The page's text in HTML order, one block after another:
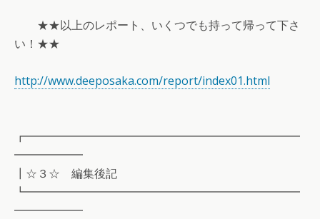
★★以上のレポート、いくつでも持って帰って下さ
い！★★
http://www.deeposaka.com/report/index01.html
┏━━━━━━━━━━━━━━━━━━━━━━━━
━━━━━━
┃☆３☆ 編集後記
┗━━━━━━━━━━━━━━━━━━━━━━━━
━━━━━━